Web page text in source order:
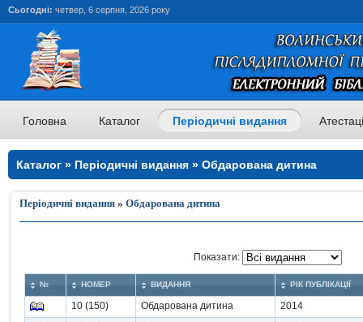
Сьогодні: четвер, 6 серпня, 2026 року
Головна Каталог Періодичні видання
Каталог » Періодичні видання » Обдарована дитина
Періодичні видання » Обдарована дитина
Показати:
№ НОМЕР ВИДАННЯ РІК ПУБЛІКАЦІЇ
10 (150) Обдарована дитина
2014